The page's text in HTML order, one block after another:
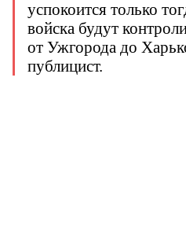
успокоится только
войска будут
от Ужгорода до
публицист.